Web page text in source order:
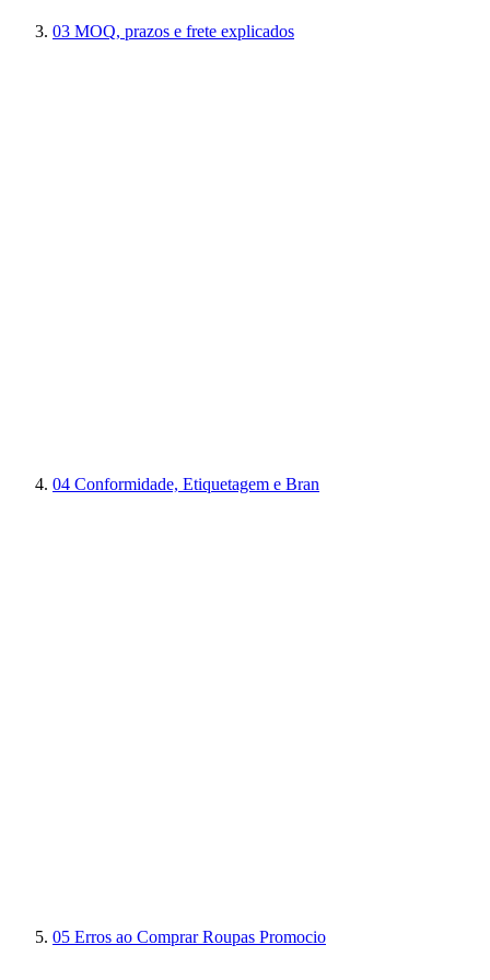
03 MOQ, prazos e frete explicados
04 Conformidade, Etiquetagem e Bran
05 Erros ao Comprar Roupas Promocio